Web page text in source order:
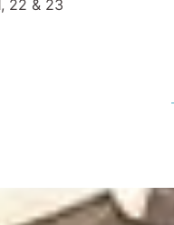
22 & 23